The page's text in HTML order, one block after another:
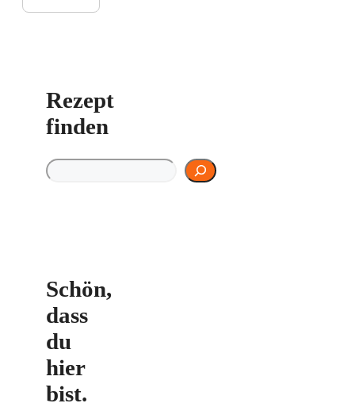
Rezept
finden
Rezept finden
Schön,
dass
du
hier
bist.